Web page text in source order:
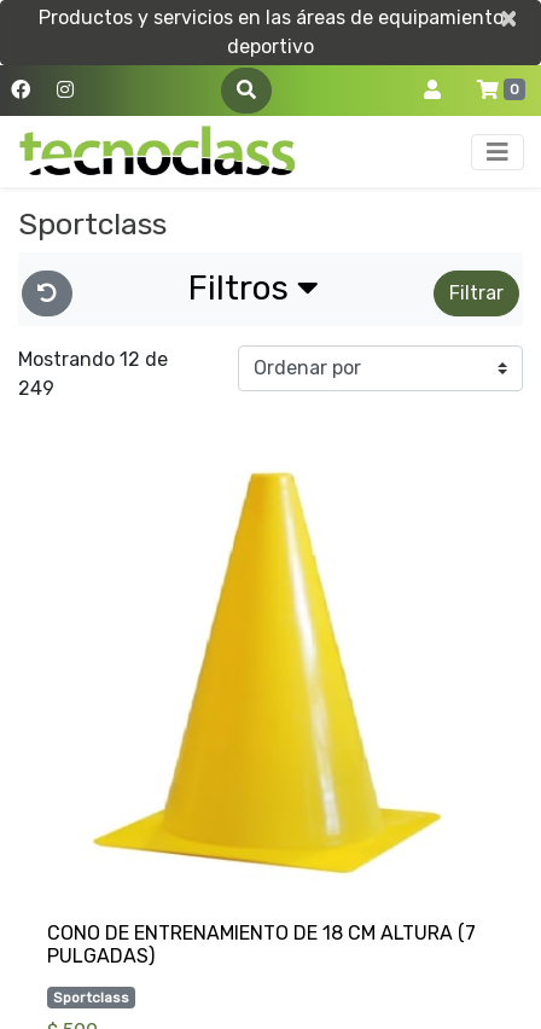
Productos y servicios en las áreas de equipamiento
deportivo
×
×
0
Sportclass
Filtros Filtrar
Mostrando 12 de
249
CONO DE ENTRENAMIENTO DE 18 CM ALTURA (7
Sportclass